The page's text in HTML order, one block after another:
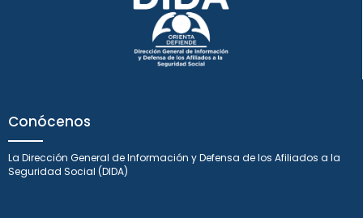
Conócenos
La Dirección General de Información y Defensa de los Afiliados a la
Seguridad Social (DIDA)